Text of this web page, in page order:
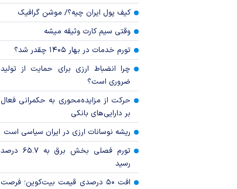
کیف پول ایران چیه؟/ موشن گرافیک
وقتی سیم کارت وثیقه میشه
تورم خدمات در بهار ۱۴۰۵ چقدر شد؟
چرا انضباط ارزی برای حمایت از تولید
ضروری است؟
حرکت از مزایده‌محوری به حکمرانی فعال
بر دارایی‌های بانکی
ریشه نوسانات ارزی در ایران سیاسی است
تورم فصلی بخش برق به ۶۵.۷ درصد
رسید
افت ۵۰ درصدی قیمت بیت‌کوین؛ فرصت